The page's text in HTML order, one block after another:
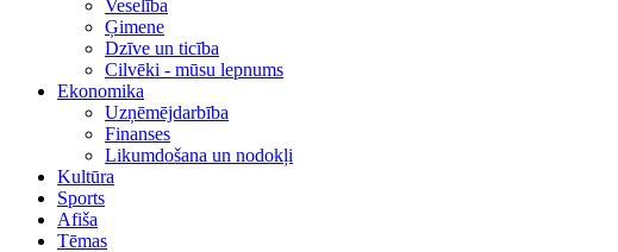
Veselība
Ģimene
Dzīve un ticība
Cilvēki - mūsu lepnums
Ekonomika
Uzņēmējdarbība
Finanses
Likumdošana un nodokļi
Kultūra
Sports
Afiša
Tēmas